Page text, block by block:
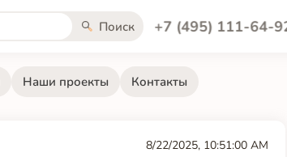
Поиск +7 (495) 111-64-92
Наши проекты Контакты
8/22/2025, 10:51:00 AM